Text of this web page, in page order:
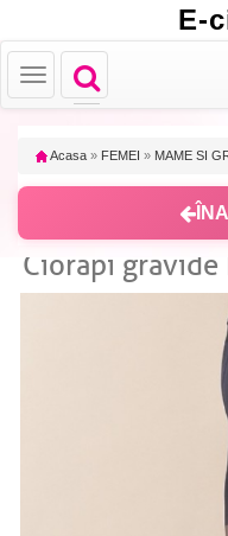
E-
Toggle
navigation
Toggle
navigation
Acasa » FEMEI » MAME SI
Ciorapi gravide